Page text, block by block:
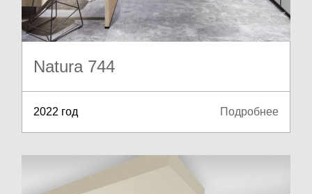
Natura 744
2022 год Подробнее